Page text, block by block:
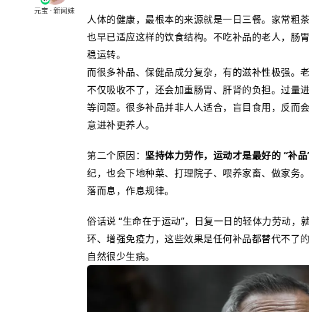
元宝 · 新闻妹
人体的健康，最根本的来源就是一日三餐。家常粗
也早已适应这样的饮食结构。不吃补品的老人，肠
稳运转。
而很多补品、保健品成分复杂，有的滋补性极强。
不仅吸收不了，还会加重肠胃、肝肾的负担。过量
等问题。很多补品并非人人适合，盲目食用，反而
意进补更养人。
第二个原因： 坚持体力劳作，运动才是最好的 “补品
纪，也会下地种菜、打理院子、喂养家畜、做家务
落而息，作息规律。
俗话说 “生命在于运动”，日复一日的轻体力劳动，
环、增强免疫力，这些效果是任何补品都替代不了
自然很少生病。